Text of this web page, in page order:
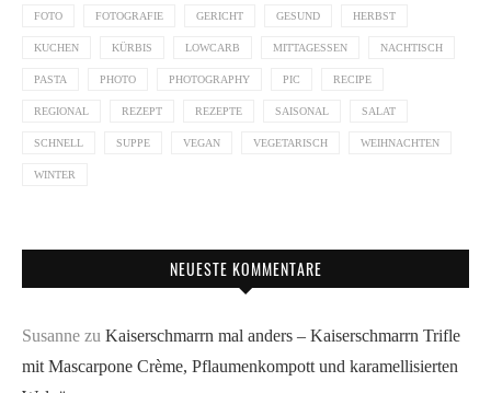
FOTO FOTOGRAFIE GERICHT GESUND HERBST
KUCHEN KÜRBIS LOWCARB MITTAGESSEN NACHTISCH
PASTA PHOTO PHOTOGRAPHY PIC RECIPE
REGIONAL REZEPT REZEPTE SAISONAL SALAT
SCHNELL SUPPE VEGAN VEGETARISCH WEIHNACHTEN
WINTER
NEUESTE KOMMENTARE
Susanne zu Kaiserschmarrn mal anders – Kaiserschmarrn Trifle
mit Mascarpone Crème, Pflaumenkompott und karamellisierten